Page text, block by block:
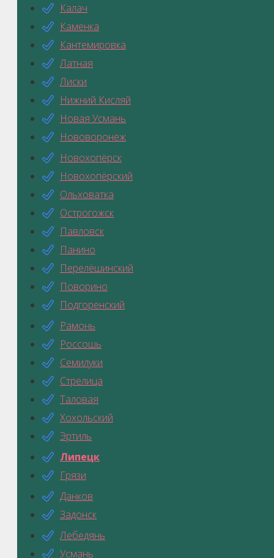
Калач
Каменка
Кантемировка
Латная
Лиски
Нижний Кисляй
Новая Усмань
Нововоронеж
Новохопёрск
Новохопёрский
Ольховатка
Острогожск
Павловск
Панино
Перелёшинский
Поворино
Подгоренский
Рамонь
Россошь
Семилуки
Стрелица
Таловая
Хохольский
Эртиль
Липецк
Грязи
Данков
Задонск
Лебедянь
Усмань